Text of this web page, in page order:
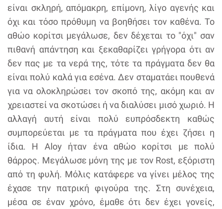
είναι σκληρή, απόμακρη, επίμονη, λίγο αγενής και
όχι και τόσο πρόθυμη να βοηθήσει τον καθένα. Το
αθώο κορίτσι μεγάλωσε, δεν δέχεται το "όχι" σαν
πιθανή απάντηση και ξεκαθαρίζει γρήγορα ότι αν
δεν πας με τα νερά της, τότε τα πράγματα δεν θα
είναι πολύ καλά για εσένα. Δεν σταματάει πουθενά
για να ολοκληρώσει τον σκοπό της, ακόμη και αν
χρειαστεί να σκοτώσει ή να διαλύσει μισό χωριό. Η
αλλαγή αυτή είναι πολύ ευπρόσδεκτη καθώς
συμπορεύεται με τα πράγματα που έχει ζήσει η
ίδια. Η Aloy ήταν ένα αθώο κορίτσι με πολύ
θάρρος. Μεγάλωσε μόνη της με τον Rost, εξόριστη
από τη φυλή. Μόλις κατάφερε να γίνει μέλος της
έχασε την πατρική φιγούρα της. Στη συνέχεια,
μέσα σε έναν χρόνο, έμαθε ότι δεν έχει γονείς,